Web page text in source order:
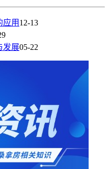
应用 12-13
发展05-22